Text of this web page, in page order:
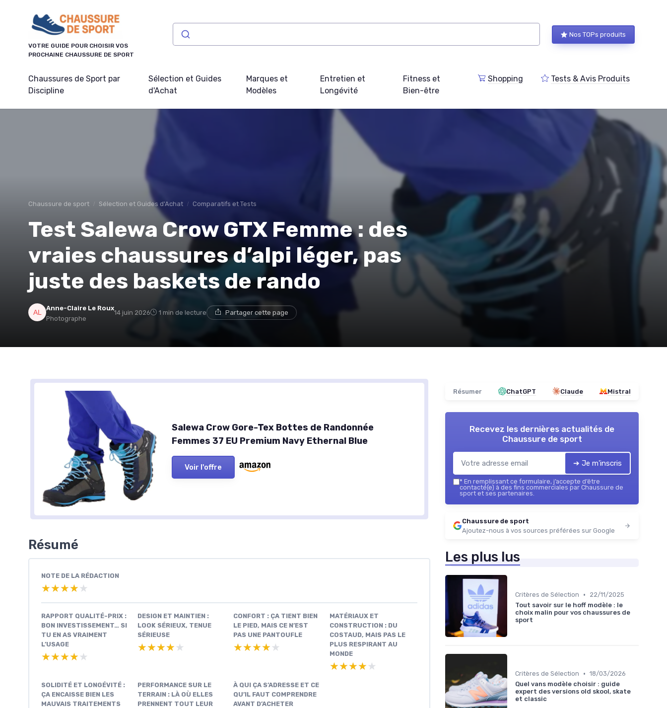
VOTRE GUIDE POUR CHOISIR VOS
PROCHAINE CHAUSSURE DE SPORT
Nos TOPs produits
Chaussures de Sport par
Discipline
Sélection et Guides
d'Achat
Marques et
Modèles
Entretien et
Longévité
Fitness et
Bien-être
Shopping Tests & Avis Produits
Chaussure de sport Sélection et Guides d'Achat Comparatifs et Tests
Test Salewa Crow GTX Femme : des
vraies chaussures d’alpi léger, pas
juste des baskets de rando
Anne-Claire Le Roux
Photographe
14 juin 2026 1 min de lecture Partager cette page
Salewa Crow Gore-Tex Bottes de Randonnée
Femmes 37 EU Premium Navy Ethernal Blue
Voir l'offre
Résumé
NOTE DE LA RÉDACTION
★★★★★
★★★★★
RAPPORT QUALITÉ-PRIX :
BON INVESTISSEMENT… SI
TU EN AS VRAIMENT
L’USAGE
★★★★★
★★★★★
DESIGN ET MAINTIEN :
LOOK SÉRIEUX, TENUE
SÉRIEUSE
★★★★★
★★★★★
CONFORT : ÇA TIENT BIEN
LE PIED, MAIS CE N’EST
PAS UNE PANTOUFLE
★★★★★
★★★★★
MATÉRIAUX ET
CONSTRUCTION : DU
COSTAUD, MAIS PAS LE
PLUS RESPIRANT AU
MONDE
★★★★★
★★★★★
SOLIDITÉ ET LONGÉVITÉ :
ÇA ENCAISSE BIEN LES
MAUVAIS TRAITEMENTS
PERFORMANCE SUR LE
TERRAIN : LÀ OÙ ELLES
PRENNENT TOUT LEUR
À QUI ÇA S’ADRESSE ET CE
QU’IL FAUT COMPRENDRE
AVANT D’ACHETER
Résumer ChatGPT Claude Mistral
Recevez les dernières actualités de
Chaussure de sport
➔ Je m'inscris
* En remplissant ce formulaire, j’accepte d’être
contacté(e) à des fins commerciales par Chaussure de
sport et ses partenaires.
Chaussure de sport
Ajoutez-nous à vos sources préférées sur Google
Les plus lus
Critères de Sélection •
22/11/2025
Tout savoir sur le hoff modèle : le
choix malin pour vos chaussures de
sport
Critères de Sélection • 18/03/2026
Quel vans modèle choisir : guide
expert des versions old skool, skate
et classic